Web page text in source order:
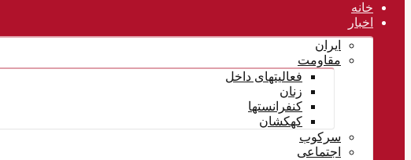
خانه
اخبار
ایران
مقاومت
فعالیتهای داخل
زنان
کنفرانستها
کهکشان
سرکوب
اجتماعی